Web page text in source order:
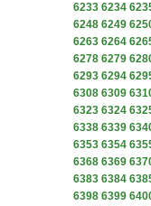
6233 6234
6248 6249
6263 6264
6278 6279
6293 6294
6308 6309
6323 6324
6338 6339
6353 6354
6368 6369
6383 6384
6398 6399